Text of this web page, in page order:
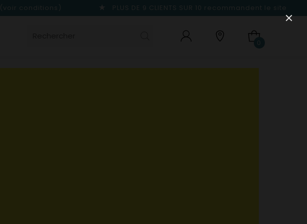
(voir conditions) PLUS DE 9 CLIENTS SUR 10 recommandent le site
0